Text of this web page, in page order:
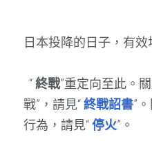
日本投降的日子，有
  “
終戰”重定向至此。
戰”，請見“終戰詔書”
行為，請見“停火”。